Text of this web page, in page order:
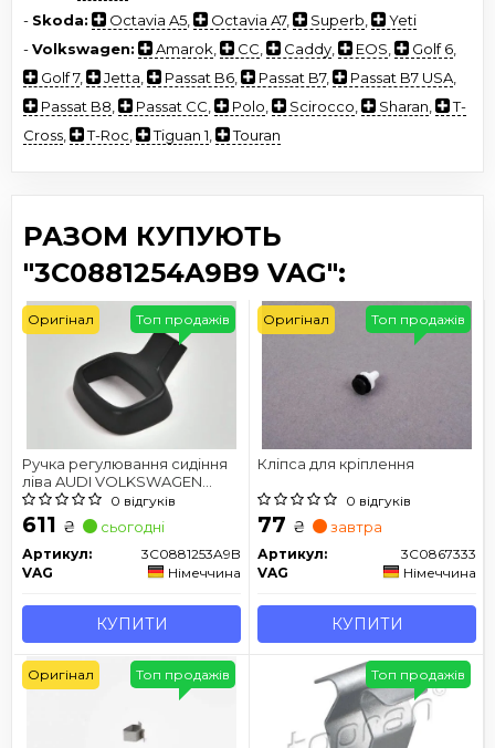
- Skoda: Octavia A5 Octavia A7, Superb
Yeti
-Volkswagen: Amarok CC Caddy EOS Golf 6
Golf 7, Jetta Passat B6 Passat B7, Passat B7 USA
Passat B8
Passat CC Polo Scirocco Sharan
T-
Cross
T-Roc Tiguan 1 Touran
РАЗОМ КУПУЮТЬ
"3C0881254A9B9 VAG":
Ручка регулювання сидіння
ліва AUDI VOLKSWAGEN
SKODA SEAT0 відгуків
611 ₴ сьогодні
Артикул:
3C0881253A9B9
VAG
Німеччина
КУПИТИ
Топ продажів
Оригінал
Кліпса для кріплення
0 відгуків
77 ₴ завтра
Артикул:
3C0867333
VAG
Німеччина
КУПИТИ
Топ продажів
Оригінал
Топ продажів
Оригінал Топ продажів